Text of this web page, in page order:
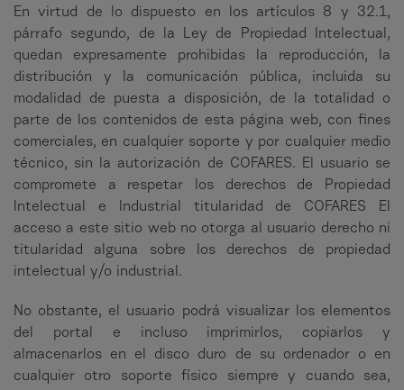
En virtud de lo dispuesto en los artículos 8 y 32.1,
párrafo segundo, de la Ley de Propiedad Intelectual,
quedan expresamente prohibidas la reproducción, la
distribución y la comunicación pública, incluida su
modalidad de puesta a disposición, de la totalidad o
parte de los contenidos de esta página web, con fines
comerciales, en cualquier soporte y por cualquier medio
técnico, sin la autorización de COFARES. El usuario se
compromete a respetar los derechos de Propiedad
Intelectual e Industrial titularidad de COFARES El
acceso a este sitio web no otorga al usuario derecho ni
titularidad alguna sobre los derechos de propiedad
intelectual y/o industrial.
No obstante, el usuario podrá visualizar los elementos
del portal e incluso imprimirlos, copiarlos y
almacenarlos en el disco duro de su ordenador o en
cualquier otro soporte físico siempre y cuando sea,